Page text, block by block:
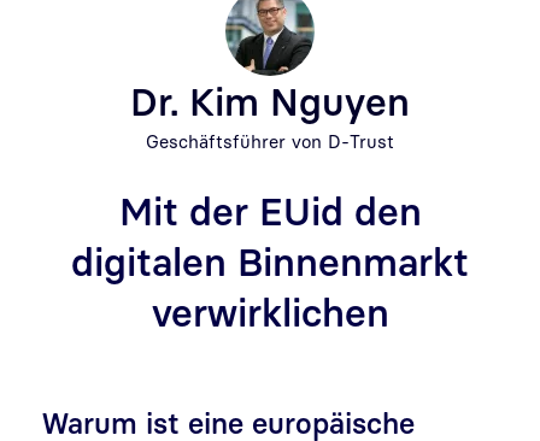
Dr. Kim Nguyen
Geschäftsführer von D-Trust
Mit der EUid den
digitalen Binnenmarkt
verwirklichen
Warum ist eine europäische